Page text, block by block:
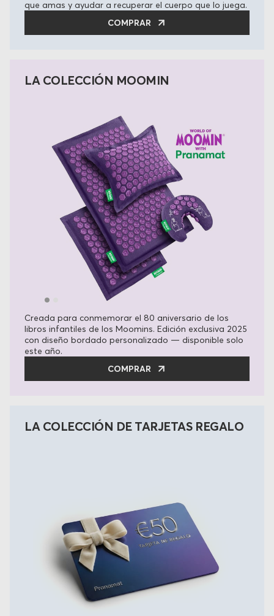
que amas y ayudar a recuperar el cuerpo que lo juega.
COMPRAR
LA COLECCIÓN MOOMIN
Creada para conmemorar el 80 aniversario de los
libros infantiles de los Moomins. Edición exclusiva 2025
con diseño bordado personalizado — disponible solo
este año.
COMPRAR
LA COLECCIÓN DE TARJETAS REGALO